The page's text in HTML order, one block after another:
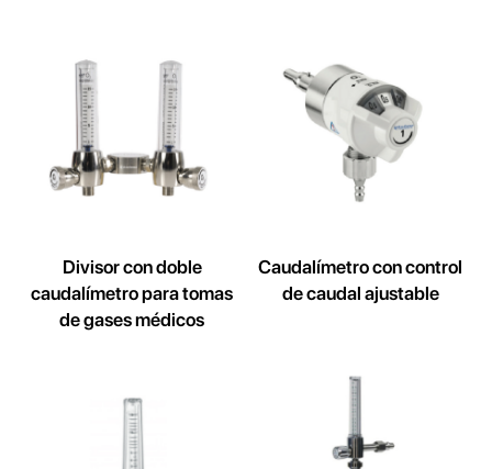
Divisor con doble
caudalímetro para tomas
de gases médicos
Caudalímetro con control
de caudal ajustable